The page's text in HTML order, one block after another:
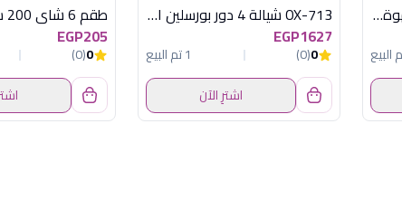
DV9002 طقم 6 فنجان قهوة بالطبق وردة اسود
OX-713 شيالة 4 دور بورسلين اكسفورد
EGP1627
0
(0)
1 تم البيع
اشترِ الآن
طقم 6 شاى 200 س ل سلفانا
EGP205
0
(0)